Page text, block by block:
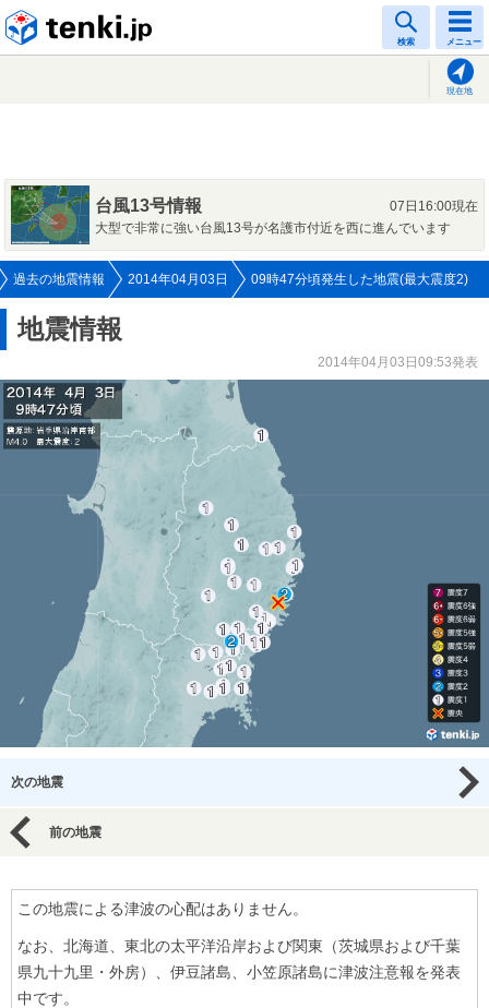
検索 メニュー
現在地
台風13号情報
07日16:00現在
大型で非常に強い台風13号が名護市付近を西に進んでいます
過去の地震情報 2014年04月03日 09時47分頃発生した地震(最大震度2)
地震情報
2014年04月03日09:53発表
次の地震
前の地震
この地震による津波の心配はありません。
なお、北海道、東北の太平洋沿岸および関東（茨城県および千葉
県九十九里・外房）、伊豆諸島、小笠原諸島に津波注意報を発表
中です。